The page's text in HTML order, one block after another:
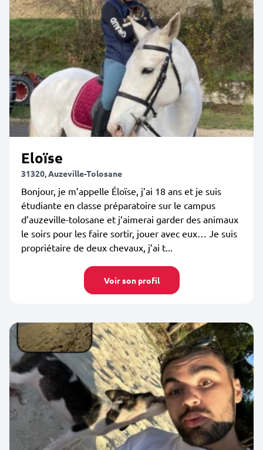
Eloïse
31320, Auzeville-Tolosane
Bonjour, je m’appelle Éloïse, j’ai 18 ans et je suis
étudiante en classe préparatoire sur le campus
d’auzeville-tolosane et j’aimerai garder des animaux
le soirs pour les faire sortir, jouer avec eux… Je suis
propriétaire de deux chevaux, j’ai t...
Voir son profil